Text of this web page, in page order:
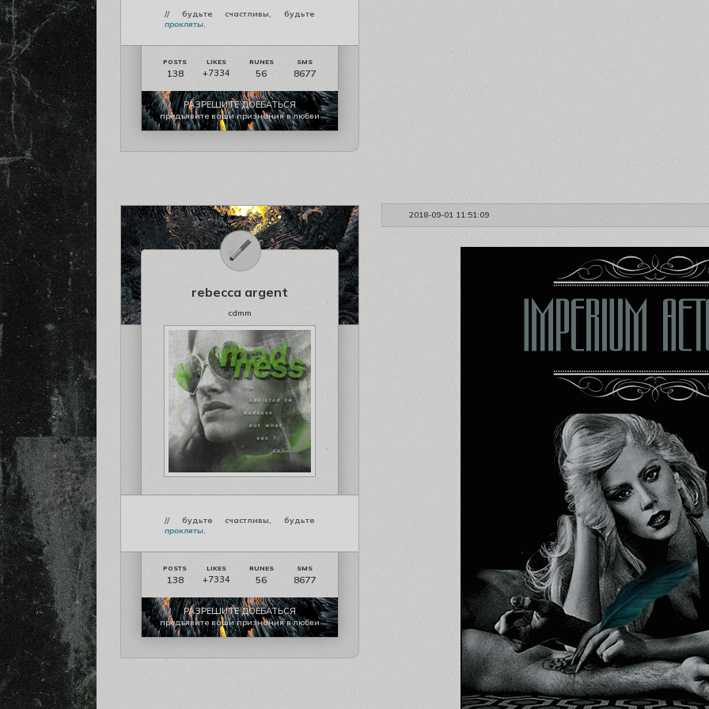
// будьте счастливы, будьте
прокляты
138 +7334 56 8677
РАЗРЕШИТЕ ДОЕБАТЬСЯ
предъявите ваши признания в любви
2018-09-01 11:51:09
rebecca argent
cdmm
// будьте счастливы, будьте
прокляты
138 +7334 56 8677
РАЗРЕШИТЕ ДОЕБАТЬСЯ
предъявите ваши признания в любви